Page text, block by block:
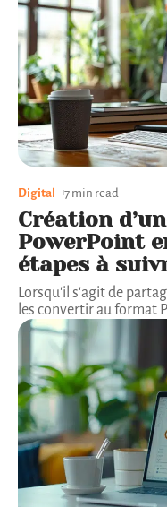
Digital 7 min read
Création
PowerPoint
étapes à
Lorsqu'il s'agit de
les convertir au format